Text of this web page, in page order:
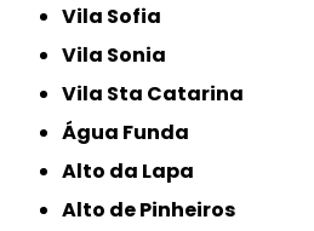
Vila Sofia
Vila Sonia
Vila Sta Catarina
Água Funda
Alto da Lapa
Alto de Pinheiros